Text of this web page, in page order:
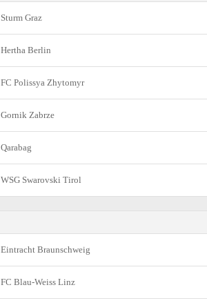
Sturm Graz
Hertha Berlin
FC Polissya Zhytomyr
Gornik Zabrze
Qarabag
WSG Swarovski Tirol
Eintracht Braunschweig
FC Blau-Weiss Linz